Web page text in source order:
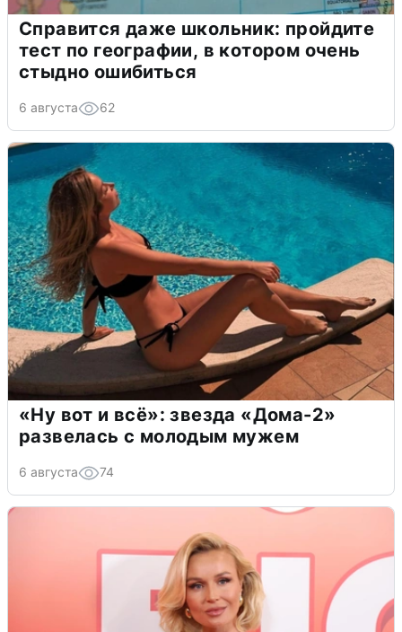
Справится даже школьник: пройдите
тест по географии, в котором очень
стыдно ошибиться
6 августа 62
«Ну вот и всё»: звезда «Дома-2»
развелась с молодым мужем
6 августа 74